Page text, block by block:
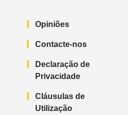
Opiniões
Contacte-nos
Declaração de
Privacidade
Cláusulas de
Utilização